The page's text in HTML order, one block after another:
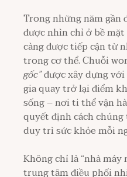
Trong những năm gần
được nhìn chỉ ở bề
càng được tiếp cận từ
trong cơ thể. Chuỗi
gốc”được xây dựng
gia quay trở lại điểm
sống – nơi ti thể vận
quyết định cách chúng
duy trì sức khỏe mỗi
Không chỉ là “nhà
trung tâm điều phối